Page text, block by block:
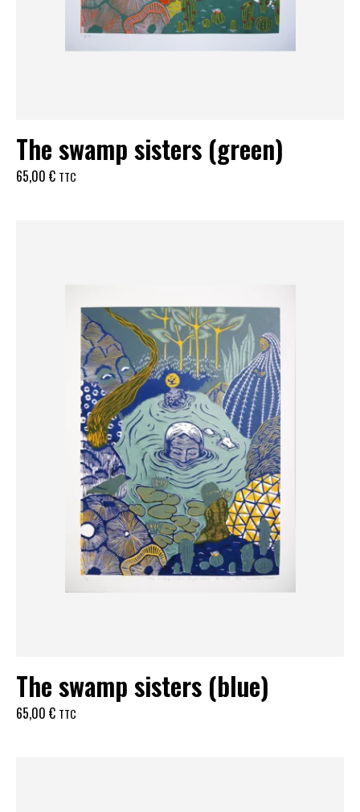
The swamp sisters (green)
65,00 € TTC
The swamp sisters (blue)
65,00 € TTC